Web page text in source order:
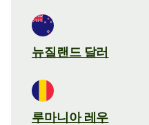
뉴질랜드 달러
루마니아 레우